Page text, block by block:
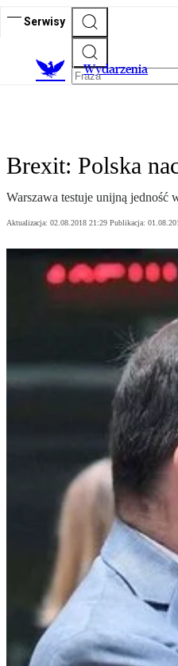
Serwisy
Wydarzenia
Brexit: Polska
Warszawa testuje unijną jedność
Aktualizacja: 02.08.2018 21:29 Publikacja: